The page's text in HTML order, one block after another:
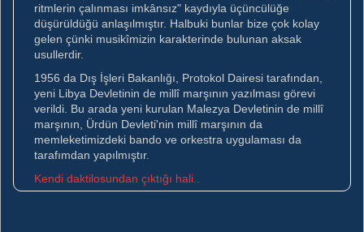
ritmlerin çalınması imkânsız" kaydıyla üçüncülüğe
düşürüldüğü anlaşılmıştır. Halbuki bunlar bize çok kolay
gelen çünki musikîmizin karakterinde bulunan aksak
usullerdir.
1956 da Dış İşleri Bakanlığı, Protokol Dairesi tarafından,
yeni Libya Devletinin de millî marşının yazılması görevi
verildi. Bu arada yeni kurulan Malezya Devletinin de millî
marşının, Ürdün Devleti'nin millî marşının da
memleketimizdeki bando ve orkestra uygulaması da
tarafımdan yapılmıştır.
Kendi daktilosundan çıktığı hali..